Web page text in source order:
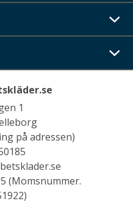
1
på adressen)
(Momsnummer.